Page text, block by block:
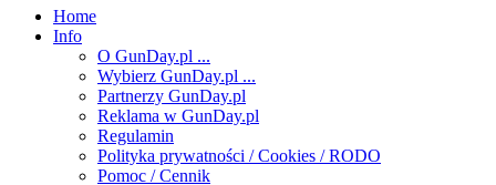
Home
Info
O GunDay.pl ...
Wybierz GunDay.pl ...
Partnerzy GunDay.pl
Reklama w GunDay.pl
Regulamin
Polityka prywatności / Cookies / RODO
Pomoc / Cennik